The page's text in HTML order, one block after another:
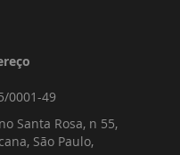
0001-49
Santa Rosa, n 55,
São Paulo,